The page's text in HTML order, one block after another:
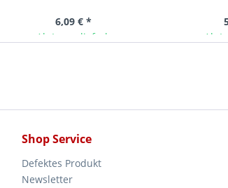
6,09 € *
Ab Lager lieferbar
Ab
Shop Service
Defektes Produkt
Newsletter